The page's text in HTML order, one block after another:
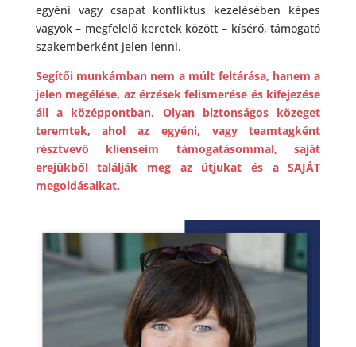
egyéni vagy csapat konfliktus kezelésében képes
vagyok – megfelelő keretek között – kísérő, támogató
szakemberként jelen lenni.
Segítői munkámban nem a múlt feltárása, hanem a
jelen megélése, az érzések felismerése és kifejezése
áll a középpontban. Olyan biztonságos közeget
teremtek, ahol az egyéni, vagy teamtagként
résztvevő klienseim támogatásommal, saját
erejükből találják meg az útjukat és a SAJÁT
megoldásaikat.